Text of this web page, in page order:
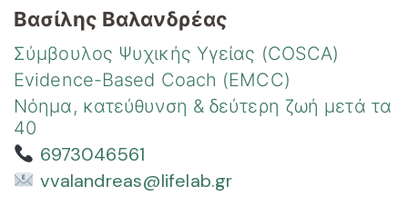
Βασίλης Βαλανδρέας
Σύμβουλος Ψυχικής Υγείας (COSCA)
Evidence-Based Coach (EMCC)
Νόημα, κατεύθυνση & δεύτερη ζωή μετά τα
40
6973046561
vvalandreas@lifelab.gr